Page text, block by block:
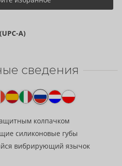
A)
сведения
колпачком
силиконовые губы
вибрирующий язычок